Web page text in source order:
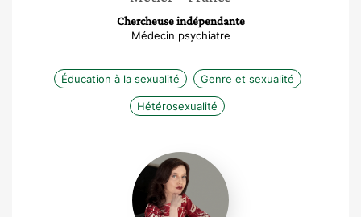
Chercheuse indépendante
Médecin psychiatre
Éducation à la sexualité Genre et sexualité
Hétérosexualité
Juliette
Hazart